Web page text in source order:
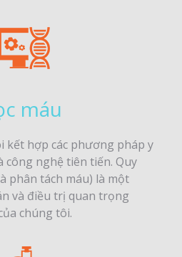
máu
kết hợp các phương pháp y
nghệ tiên tiến. Quy
phân tách máu) là một
và điều trị quan trọng
chúng tôi.